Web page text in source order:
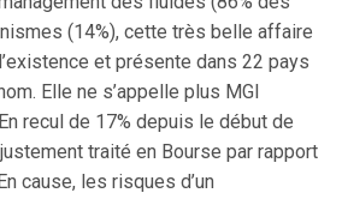
(14%), cette très belle affaire
et présente dans 22 pays
Elle ne s’appelle plus MGI
recul de 17% depuis le début de
traité en Bourse par rapport
cause, les risques d’un